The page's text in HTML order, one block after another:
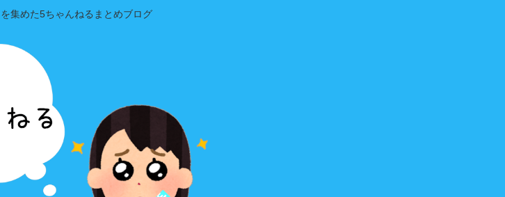
集めた5ちゃんねるまとめブログ